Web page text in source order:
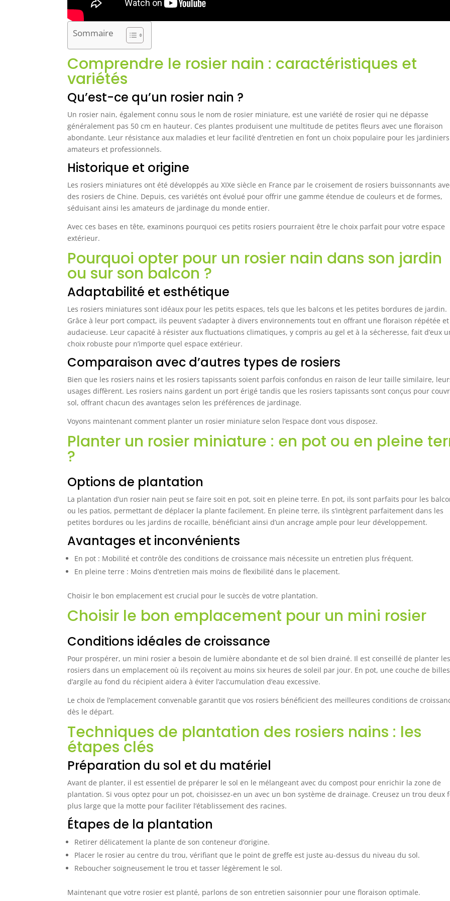
Sommaire
Comprendre le rosier nain : caractéristiques et
variétés
Qu’est-ce qu’un rosier nain ?
Un rosier nain, également connu sous le nom de rosier miniature, est une variété de rosier qui ne dépasse
généralement pas 50 cm en hauteur. Ces plantes produisent une multitude de petites fleurs avec une floraison
abondante. Leur résistance aux maladies et leur facilité d’entretien en font un choix populaire pour les jardiniers
amateurs et professionnels.
Historique et origine
Les rosiers miniatures ont été développés au XIXe siècle en France par le croisement de rosiers buissonnants
des rosiers de Chine. Depuis, ces variétés ont évolué pour offrir une gamme étendue de couleurs et de formes,
séduisant ainsi les amateurs de jardinage du monde entier.
Avec ces bases en tête, examinons pourquoi ces petits rosiers pourraient être le choix parfait pour votre espace
extérieur.
Pourquoi opter pour un rosier nain dans son jardin
ou sur son balcon ?
Adaptabilité et esthétique
Les rosiers miniatures sont idéaux pour les petits espaces, tels que les balcons et les petites bordures de jardin.
Grâce à leur port compact, ils peuvent s’adapter à divers environnements tout en offrant une floraison répétée et
audacieuse. Leur capacité à résister aux fluctuations climatiques, y compris au gel et à la sécheresse, fait d’eux
choix robuste pour n’importe quel espace extérieur.
Comparaison avec d’autres types de rosiers
Bien que les rosiers nains et les rosiers tapissants soient parfois confondus en raison de leur taille similaire,
usages diffèrent. Les rosiers nains gardent un port érigé tandis que les rosiers tapissants sont conçus pour
sol, offrant chacun des avantages selon les préférences de jardinage.
Voyons maintenant comment planter un rosier miniature selon l’espace dont vous disposez.
Planter un rosier miniature : en pot ou en pleine
?
Options de plantation
La plantation d’un rosier nain peut se faire soit en pot, soit en pleine terre. En pot, ils sont parfaits pour les
ou les patios, permettant de déplacer la plante facilement. En pleine terre, ils s’intègrent parfaitement dans les
petites bordures ou les jardins de rocaille, bénéficiant ainsi d’un ancrage ample pour leur développement.
Avantages et inconvénients
En pot : Mobilité et contrôle des conditions de croissance mais nécessite un entretien plus fréquent.
En pleine terre : Moins d’entretien mais moins de flexibilité dans le placement.
Choisir le bon emplacement est crucial pour le succès de votre plantation.
Choisir le bon emplacement pour un mini rosier
Conditions idéales de croissance
Pour prospérer, un mini rosier a besoin de lumière abondante et de sol bien drainé. Il est conseillé de planter les
rosiers dans un emplacement où ils reçoivent au moins six heures de soleil par jour. En pot, une couche de billes
d’argile au fond du récipient aidera à éviter l’accumulation d’eau excessive.
Le choix de l’emplacement convenable garantit que vos rosiers bénéficient des meilleures conditions de
dès le départ.
Techniques de plantation des rosiers nains : les
étapes clés
Préparation du sol et du matériel
Avant de planter, il est essentiel de préparer le sol en le mélangeant avec du compost pour enrichir la zone de
plantation. Si vous optez pour un pot, choisissez-en un avec un bon système de drainage. Creusez un trou deux
plus large que la motte pour faciliter l’établissement des racines.
Étapes de la plantation
Retirer délicatement la plante de son conteneur d’origine.
Placer le rosier au centre du trou, vérifiant que le point de greffe est juste au-dessus du niveau du sol.
Reboucher soigneusement le trou et tasser légèrement le sol.
Maintenant que votre rosier est planté, parlons de son entretien saisonnier pour une floraison optimale.